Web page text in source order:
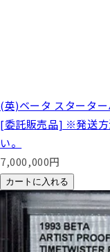
(英)ベータ スタータ
[委託販売品] ※発送方
い。
7,000,000円
カートに入れる